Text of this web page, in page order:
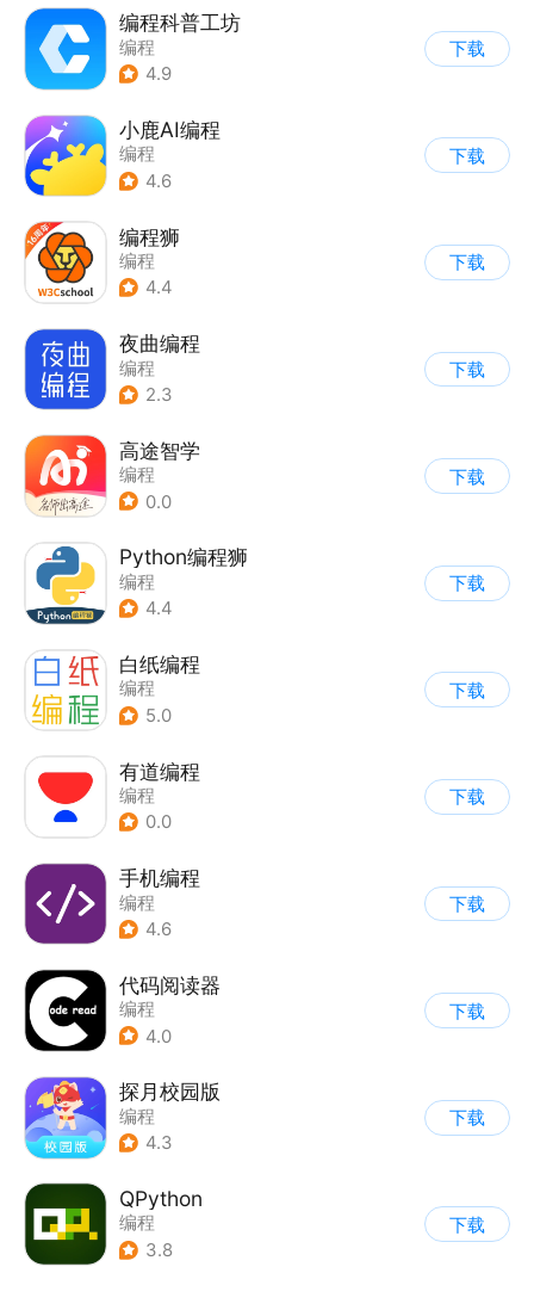
编程科普工坊
编程
4.9
下载
小鹿AI编程
编程
4.6
下载
编程狮
编程
4.4
下载
夜曲编程
编程
2.3
下载
高途智学
编程
0.0
下载
Python编程狮
编程
4.4
下载
白纸编程
编程
5.0
下载
有道编程
编程
0.0
下载
手机编程
编程
4.6
下载
代码阅读器
编程
4.0
下载
探月校园版
编程
4.3
下载
QPython
编程
3.8
下载